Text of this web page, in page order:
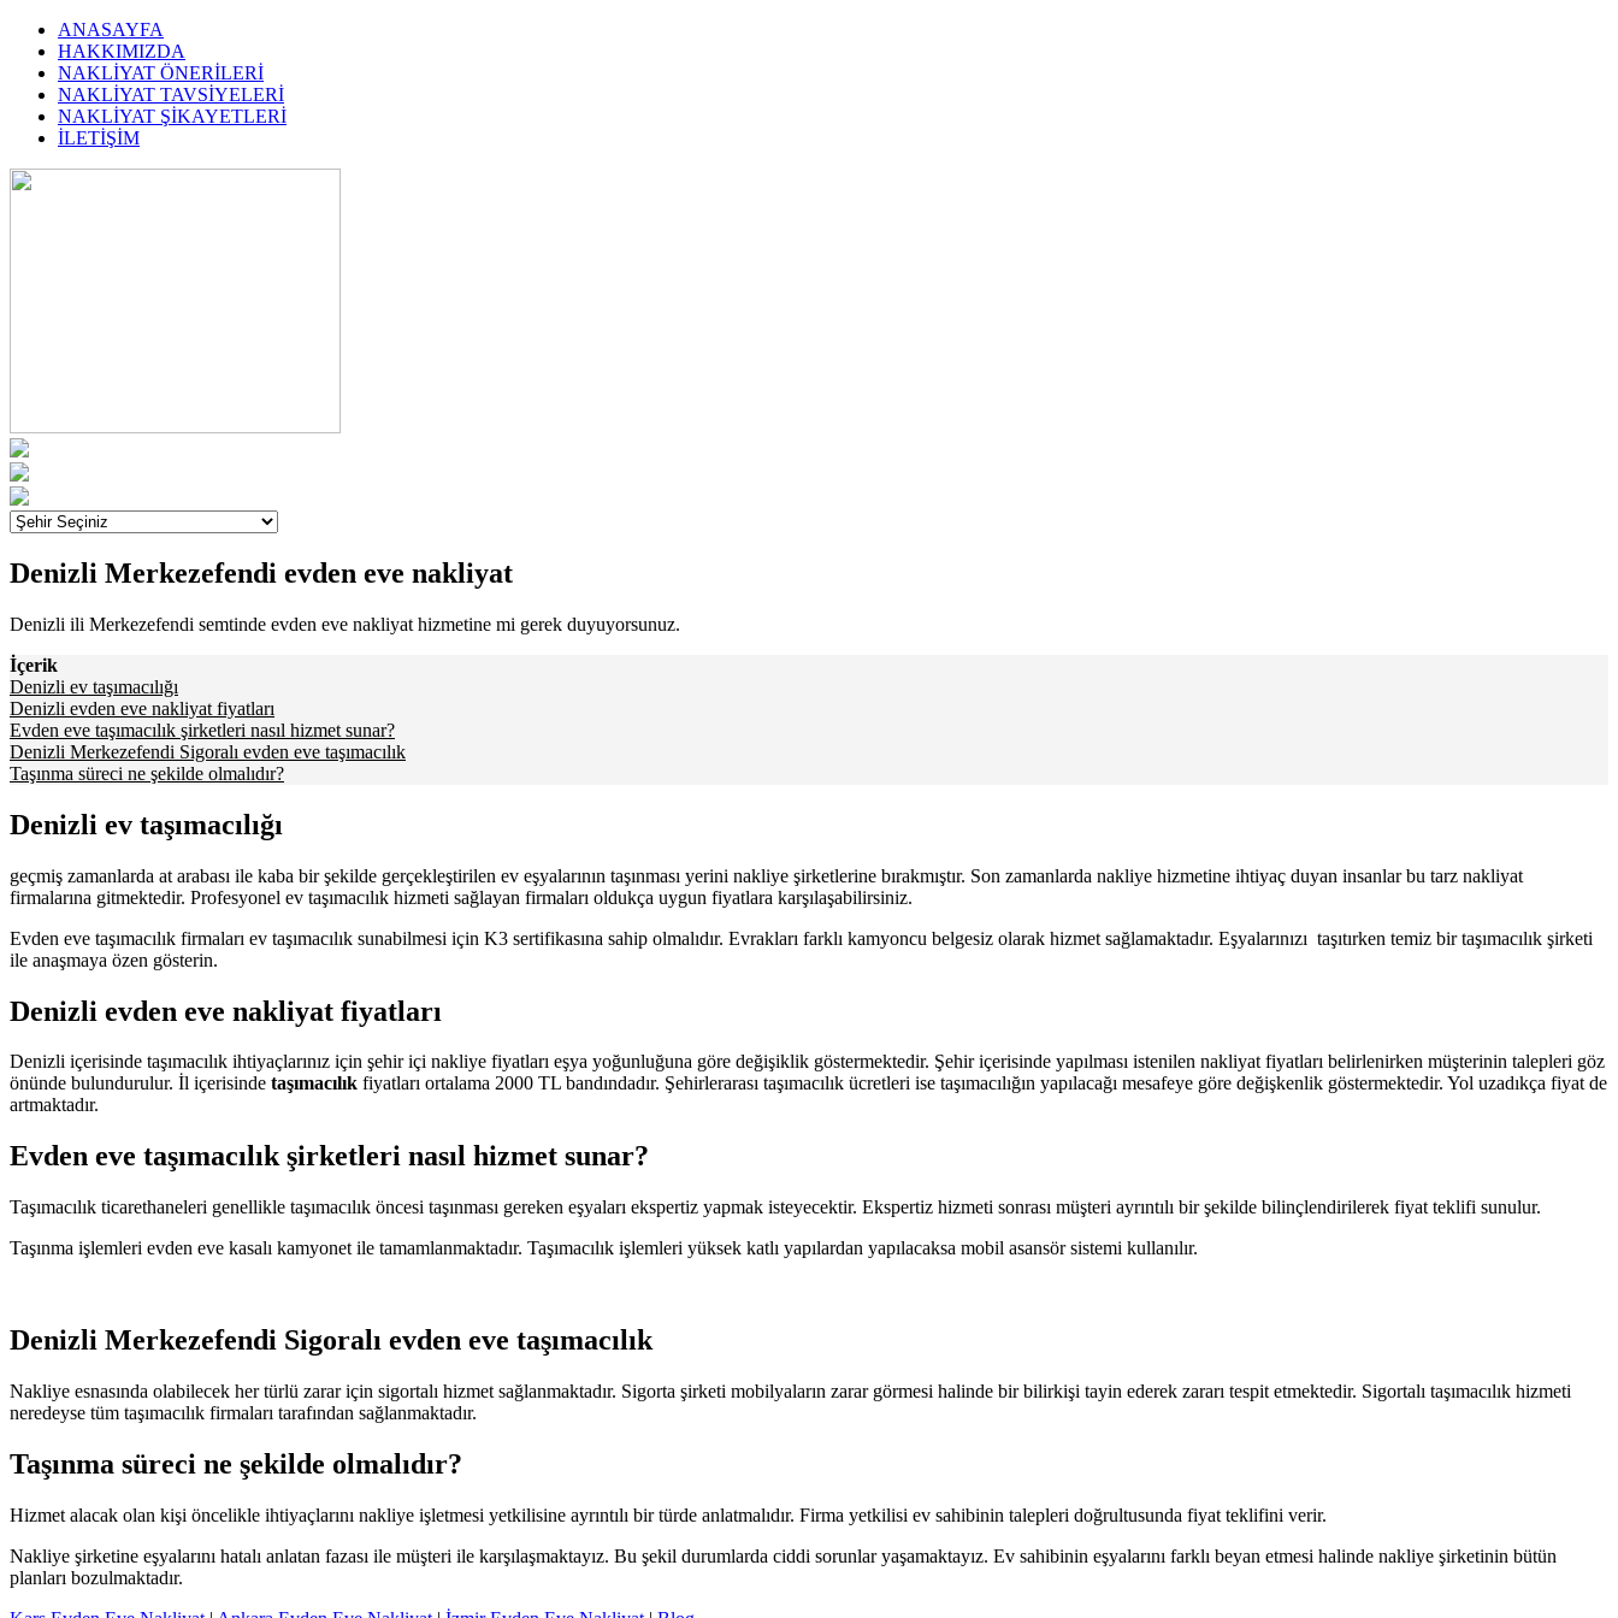
ANASAYFA
HAKKIMIZDA
NAKLİYAT ÖNERİLERİ
NAKLİYAT TAVSİYELERİ
NAKLİYAT ŞİKAYETLERİ
İLETİŞİM
Denizli Merkezefendi evden eve nakliyat
Denizli ili Merkezefendi semtinde evden eve nakliyat hizmetine mi gerek duyuyorsunuz.
İçerik
Denizli ev taşımacılığı
Denizli evden eve nakliyat fiyatları
Evden eve taşımacılık şirketleri nasıl hizmet sunar?
Denizli Merkezefendi Sigoralı evden eve taşımacılık
Taşınma süreci ne şekilde olmalıdır?
Denizli ev taşımacılığı
geçmiş zamanlarda at arabası ile kaba bir şekilde gerçekleştirilen ev eşyalarının taşınması yerini nakliye şirketlerine bırakmıştır. Son zamanlarda nakliye hizmetine ihtiyaç duyan insanlar bu tarz nakliyat
firmalarına gitmektedir. Profesyonel ev taşımacılık hizmeti sağlayan firmaları oldukça uygun fiyatlara karşılaşabilirsiniz.
Evden eve taşımacılık firmaları ev taşımacılık sunabilmesi için K3 sertifikasına sahip olmalıdır. Evrakları farklı kamyoncu belgesiz olarak hizmet sağlamaktadır. Eşyalarınızı taşıtırken temiz bir taşımacılık şirketi
ile anaşmaya özen gösterin.
Denizli evden eve nakliyat fiyatları
Denizli içerisinde taşımacılık ihtiyaçlarınız için şehir içi nakliye fiyatları eşya yoğunluğuna göre değişiklik göstermektedir. Şehir içerisinde yapılması istenilen nakliyat fiyatları belirlenirken müşterinin talepleri göz
önünde bulundurulur. İl içerisinde taşımacılık fiyatları ortalama 2000 TL bandındadır. Şehirlerarası taşımacılık ücretleri ise taşımacılığın yapılacağı mesafeye göre değişkenlik göstermektedir. Yol uzadıkça fiyat de
artmaktadır.
Evden eve taşımacılık şirketleri nasıl hizmet sunar?
Taşımacılık ticarethaneleri genellikle taşımacılık öncesi taşınması gereken eşyaları ekspertiz yapmak isteyecektir. Ekspertiz hizmeti sonrası müşteri ayrıntılı bir şekilde bilinçlendirilerek fiyat teklifi sunulur.
Taşınma işlemleri evden eve kasalı kamyonet ile tamamlanmaktadır. Taşımacılık işlemleri yüksek katlı yapılardan yapılacaksa mobil asansör sistemi kullanılır.
Denizli Merkezefendi Sigoralı evden eve taşımacılık
Nakliye esnasında olabilecek her türlü zarar için sigortalı hizmet sağlanmaktadır. Sigorta şirketi mobilyaların zarar görmesi halinde bir bilirkişi tayin ederek zararı tespit etmektedir. Sigortalı taşımacılık hizmeti
neredeyse tüm taşımacılık firmaları tarafından sağlanmaktadır.
Taşınma süreci ne şekilde olmalıdır?
Hizmet alacak olan kişi öncelikle ihtiyaçlarını nakliye işletmesi yetkilisine ayrıntılı bir türde anlatmalıdır. Firma yetkilisi ev sahibinin talepleri doğrultusunda fiyat teklifini verir.
Nakliye şirketine eşyalarını hatalı anlatan fazası ile müşteri ile karşılaşmaktayız. Bu şekil durumlarda ciddi sorunlar yaşamaktayız. Ev sahibinin eşyalarını farklı beyan etmesi halinde nakliye şirketinin bütün
planları bozulmaktadır.